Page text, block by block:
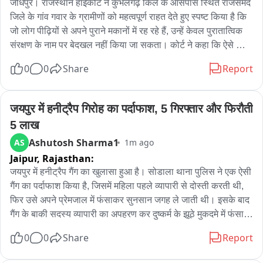
जोधपुर। राजस्थान हाईकोर्ट ने कुंभलगढ़ किले के आसपास स्थित राजसमंद
जिले के गांव गवार के ग्रामीणों को महत्वपूर्ण राहत देते हुए स्पष्ट किया है कि
जो लोग पीढ़ियों से अपने पुराने मकानों में रह रहे हैं, उन्हें केवल पुरातात्विक
संरक्षण के नाम पर बेदखल नहीं किया जा सकता। कोर्ट ने कहा कि ऐसे
परिवार की आवश्यकता के अनुसार अतिरिक्त निर्माण भी कर सकेंगे, लेकिन
अनिवार्य होगा। कार्यवाहक मुख्य न्यायाधीश संजीव प्रकाश शर्मा एवं
न्यायाधीश संजीत पुरोहित की खंडपीठ ने वर्ष 2021 से लंबित जनहित
याचिका का निस्तारण करते हुए महत्वपूर्ण आदेश पारित किया। याचिका
ग्रामीणों की ओर से दायर की गई थी जिसमें अधिवक्ता अजीज खान एवं
अधिवक्ता पिंकी बोराणा ने पैरवी की। याचिका में बताया गया था कि ग्रामीण
वर्षों से अपनी खातेदारी भूमि पर बसे हुए हैं। परिवारों की संख्या बढ़ने के
कारण उन्हें मकानों की मरम्मत और अतिरिक्त कमरे बनाने की आवश्यकता है,
लेकिन भारतीय पुरातत्व सर्वेक्षण (एएसआई) तथा राज्य सरकार के अधिकारी
यह कहते हुए निर्माण कार्य रोक रहे हैं कि यह क्षेत्र कुंभलगढ़ किले के संरक्षित
पुरातात्विक स्थल एवं अवशेष अधिनियम, 1958 की धाराओं 3 और 4 के
0 0 Share Report
जयपुर में हनीट्रैप गिरोह का पर्दाफाश, 5 गिरफ्तार और फिरौती
5 लाख
AS Ashutosh Sharma1 1m ago
Jaipur, Rajasthan:
जयपुर में हनीट्रैप गैंग का खुलासा हुआ है। सोडाला थाना पुलिस ने एक ऐसी
गैंग का पर्दाफाश किया है, जिसमें महिला पहले व्यापारी से दोस्ती करती थी,
फिर उसे अपने प्रेमजाल में फंसाकर सुनसान जगह ले जाती थी। इसके बाद
गैंग के बाकी सदस्य व्यापारी का अपहरण कर दुष्कर्म के झूठे मुकदमे में फंसाने
समेत पांच आरोपियों को गिरफ्तार किया है।
0 0 Share Report